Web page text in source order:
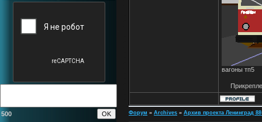
500
вагоны тп5
Форум » Archives » Архив проекта Ленинград